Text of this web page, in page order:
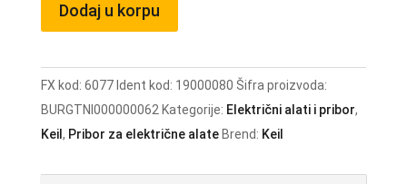
Dodaj u korpu
FX kod: 6077 Ident kod: 19000080 Šifra proizvoda:
BURGTNI000000062 Kategorije: Električni alati i pribor,
Keil , Pribor za električne alate Brend: Keil